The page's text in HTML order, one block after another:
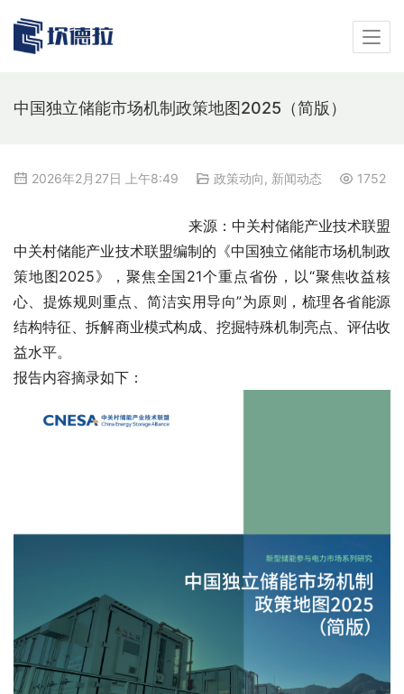
中国独立储能市场机制政策地图2025（简版）
2026年2月27日 上午8:49 政策动向 , 新闻动态 1752
来源： 中关村储能产业技术联盟
中关村储能产业技术联盟编制的《中国独立储能市场机制政
策地图2025》，聚焦全国21个重点省份，以“聚焦收益核
心、提炼规则重点、简洁实用导向”为原则，梳理各省能源
结构特征、拆解商业模式构成、挖掘特殊机制亮点、评估收
益水平。
报告内容摘录如下：